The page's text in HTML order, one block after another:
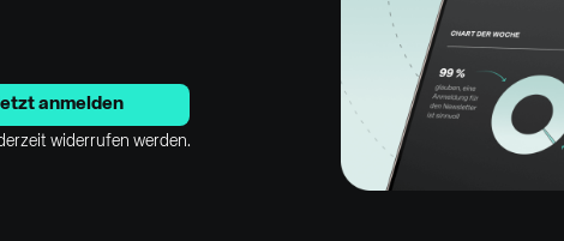
anmelden
widerrufen werden.